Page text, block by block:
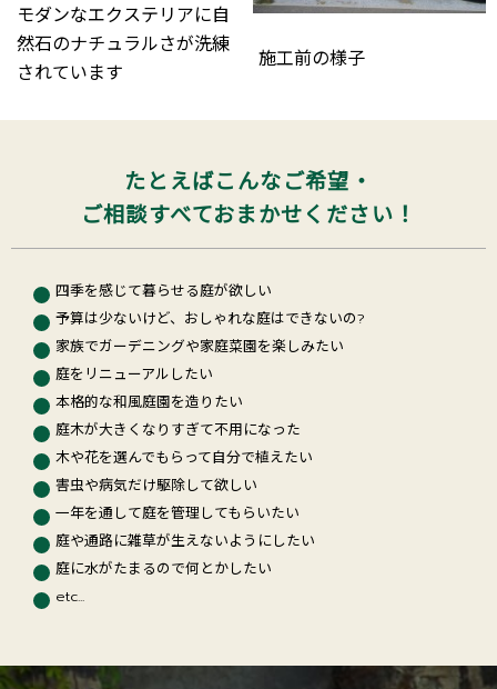
モダンなエクステリアに自
然石のナチュラルさが洗練
されています
施工前の様子
たとえばこんなご希望・
ご相談すべておまかせください！
四季を感じて暮らせる庭が欲しい
予算は少ないけど、おしゃれな庭はできないの?
家族でガーデニングや家庭菜園を楽しみたい
庭をリニューアルしたい
本格的な和風庭園を造りたい
庭木が大きくなりすぎて不用になった
木や花を選んでもらって自分で植えたい
害虫や病気だけ駆除して欲しい
一年を通して庭を管理してもらいたい
庭や通路に雑草が生えないようにしたい
庭に水がたまるので何とかしたい
etc...